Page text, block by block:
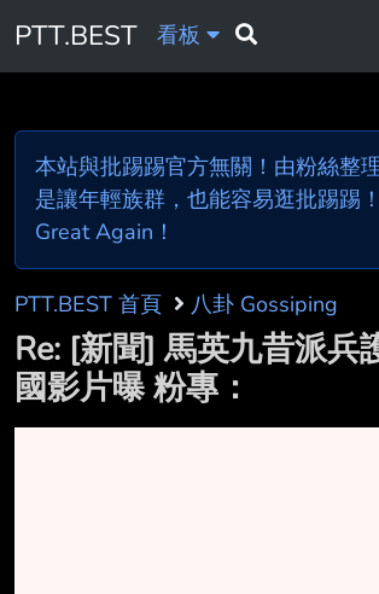
PTT.BEST 看板
本站與批踢踢官方無關！由粉絲整
是讓年輕族群，也能容易逛批踢踢
Great Again！
PTT.BEST 首頁 八卦 Gossiping
Re: [新聞] 馬英九昔派兵
國影片曝 粉專：